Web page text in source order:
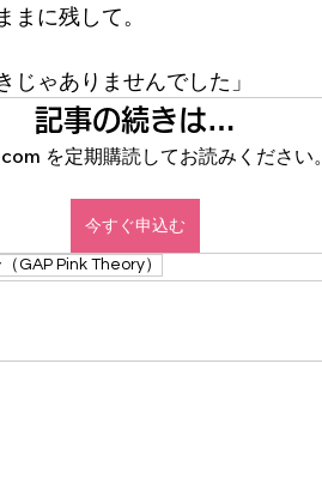
まに残して。
じゃありませんでした」
記事の続きは…
を定期購読してお読みください。
今すぐ申込む
GAP Pink Theory）